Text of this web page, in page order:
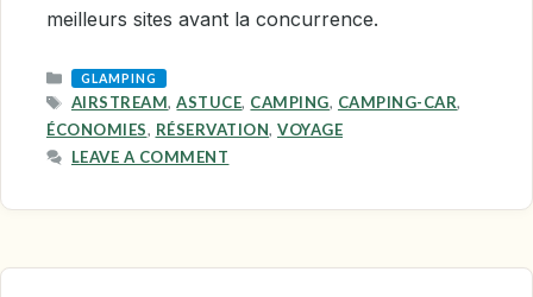
meilleurs sites avant la concurrence.
CATEGORIES
GLAMPING
TAGS
AIRSTREAM,ASTUCE, CAMPING, CAMPING-CAR,
ÉCONOMIES, RÉSERVATION, VOYAGE
LEAVE A COMMENT